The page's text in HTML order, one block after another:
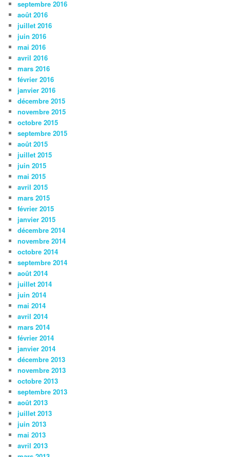
septembre 2016
août 2016
juillet 2016
juin 2016
mai 2016
avril 2016
mars 2016
février 2016
janvier 2016
décembre 2015
novembre 2015
octobre 2015
septembre 2015
août 2015
juillet 2015
juin 2015
mai 2015
avril 2015
mars 2015
février 2015
janvier 2015
décembre 2014
novembre 2014
octobre 2014
septembre 2014
août 2014
juillet 2014
juin 2014
mai 2014
avril 2014
mars 2014
février 2014
janvier 2014
décembre 2013
novembre 2013
octobre 2013
septembre 2013
août 2013
juillet 2013
juin 2013
mai 2013
avril 2013